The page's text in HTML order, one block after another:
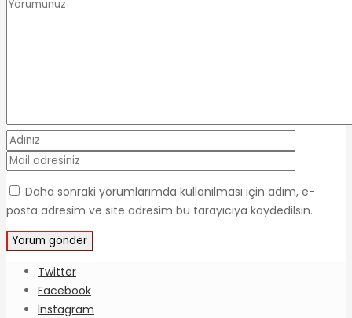
Daha sonraki yorumlarımda kullanılması için adım, e-
posta adresim ve site adresim bu tarayıcıya kaydedilsin.
Twitter
Facebook
Instagram